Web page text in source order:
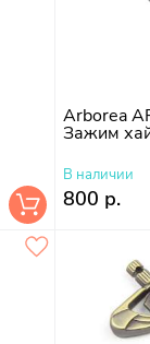
Arborea
Зажим
В наличии
800 р.